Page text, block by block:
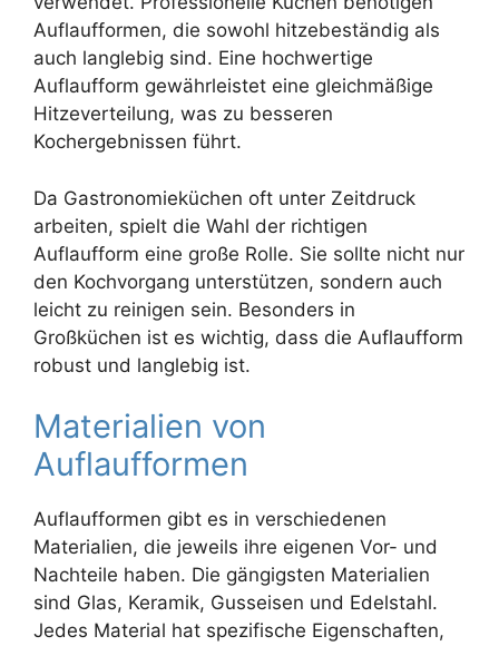
Auflaufformen, die sowohl hitzebeständig als
auch langlebig sind. Eine hochwertige
Auflaufform gewährleistet eine gleichmäßige
Hitzeverteilung, was zu besseren
Kochergebnissen führt.
Da Gastronomieküchen oft unter Zeitdruck
arbeiten, spielt die Wahl der richtigen
Auflaufform eine große Rolle. Sie sollte nicht nur
den Kochvorgang unterstützen, sondern auch
leicht zu reinigen sein. Besonders in
Großküchen ist es wichtig, dass die Auflaufform
robust und langlebig ist.
Materialien von
Auflaufformen
Auflaufformen gibt es in verschiedenen
Materialien, die jeweils ihre eigenen Vor- und
Nachteile haben. Die gängigsten Materialien
sind Glas, Keramik, Gusseisen und Edelstahl.
Jedes Material hat spezifische Eigenschaften,